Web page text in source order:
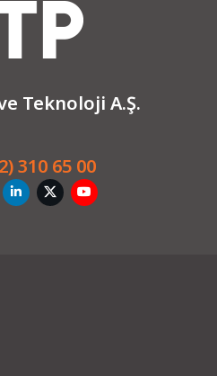
Teknoloji A.Ş.
310 65 00